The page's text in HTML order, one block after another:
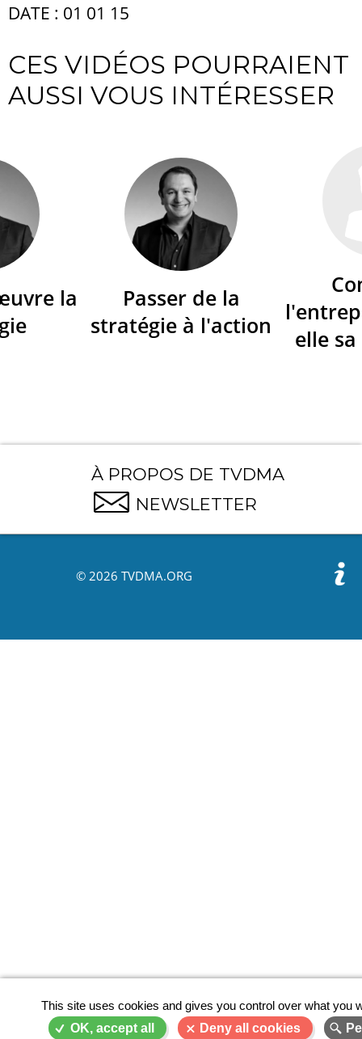
DATE : 01 01 15
CES VIDÉOS POURRAIENT
AUSSI VOUS INTÉRESSER
la
Passer de la
stratégie à l'action
elle
À PROPOS DE TVDMA
NEWSLETTER
© 2026 TVDMA.ORG
This site uses cookies and gives you control over what you
OK, accept all
Deny all cookies